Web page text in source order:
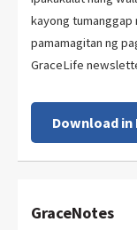
kayong tumanggap
pamamagitan ng
GraceLife
Download in
GraceNotes